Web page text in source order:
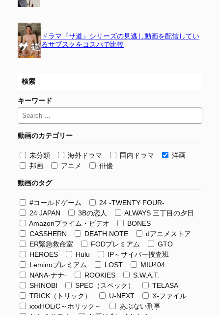
ドラマ『サ道』シリーズの見逃し動画を配信してい
るサブスクをコスパで比較
検索
キーワード
動画のカテゴリー
未分類 海外ドラマ 国内ドラマ
洋画
邦画
アニメ 俳優
動画のタグ
#コールドゲーム
24 -TWENTY FOUR-
24 JAPAN
3Bの恋人
ALWAYS 三丁目の夕日
Amazonプライム・ビデオ
BONES
CASSHERN
DEATH NOTE
dアニメストア
ER緊急救命室
FODプレミアム
GTO
HEROES
Hulu
IP～サイバー捜査班
Leminoプレミアム
LOST
MIU404
NANA-ナナ-
ROOKIES
S.W.A.T.
SHINOBI
SPEC（スペック）
TELASA
TRICK（トリック）
U-NEXT
X-ファイル
xxxHOLiC～ホリック～
あぶない刑事